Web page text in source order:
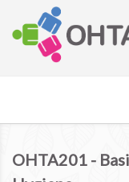
OHTA201 -